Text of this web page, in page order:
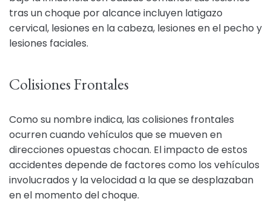
tras un choque por alcance incluyen latigazo
cervical, lesiones en la cabeza, lesiones en el pecho y
lesiones faciales.
Colisiones Frontales
Como su nombre indica, las colisiones frontales
ocurren cuando vehículos que se mueven en
direcciones opuestas chocan. El impacto de estos
accidentes depende de factores como los vehículos
involucrados y la velocidad a la que se desplazaban
en el momento del choque.